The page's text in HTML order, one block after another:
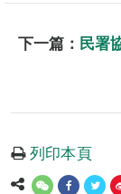
下一篇： 民署
列印本頁